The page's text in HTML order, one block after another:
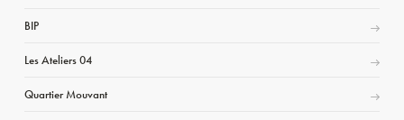
BIP
Les Ateliers 04
Quartier Mouvant